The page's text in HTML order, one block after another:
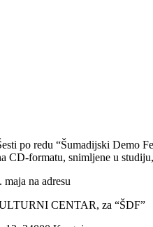
po redu “Šumadijski Demo
CD-formatu, snimljene u
na adresu
CENTAR, za “ŠDF”